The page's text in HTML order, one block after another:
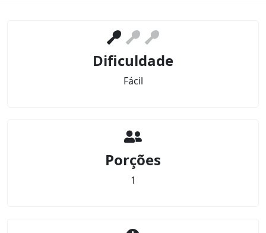
Dificuldade
Fácil
Porções
1